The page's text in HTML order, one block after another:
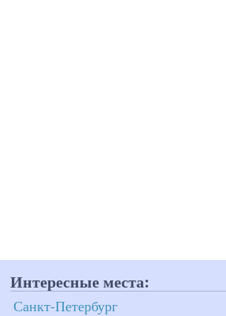
Интересные места:
Санкт-Петербург